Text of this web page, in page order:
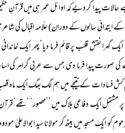
پیدا کر دیے کہ اوائل عمر ہی میں قرآنِ
کے ابتدائی سالوں کے دوران) علّامہ اقبال
گہرا نقش قلب پر قائم فرما دیا‘ پھر ایک
صورت پیدا فرما دی جس سے عربی گرامر کی
کے دنوں میں‘ جبکہ ۱۹۴۷ء کے مسلم کش فسادات کے نتیجے میں
ایک دفاعی بلاک میں ’’محصور‘ ‘تھے‘
ایک مسجد میں بیٹھ کر مولانا سید ابوالاعلیٰ